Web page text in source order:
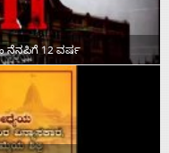
ನೆನಪಿಗೆ 12 ವರ್ಷ